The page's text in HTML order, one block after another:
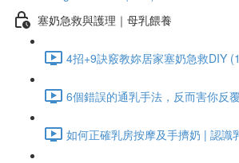
塞奶急救與護理｜母乳餵養
4招+9訣竅教妳居家塞奶急救DIY
6個錯誤的通乳手法，反而害你反
如何正確乳房按摩及手擠奶 | 認識